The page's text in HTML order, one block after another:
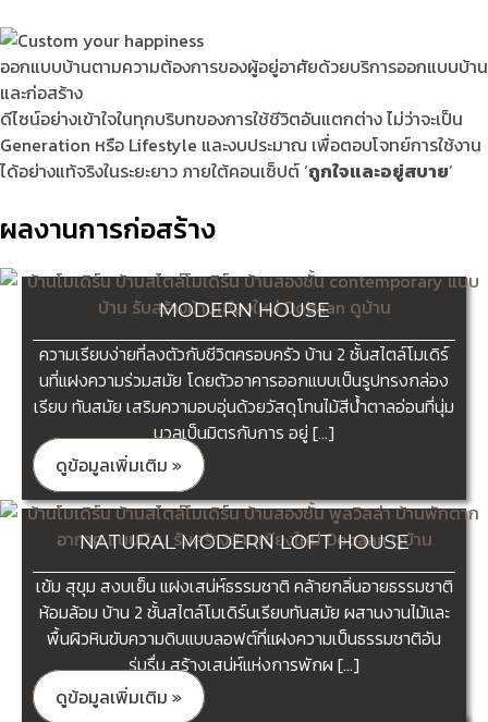
ออกแบบบ้านตามความต้องการของผู้อยู่อาศัยด้วยบริการออกแบบบ้าน
และก่อสร้าง
ดีไซน์อย่างเข้าใจในทุกบริบทของการใช้ชีวิตอันแตกต่าง ไม่ว่าจะเป็น
Generation หรือ Lifestyle และงบประมาณ เพื่อตอบโจทย์การใช้งาน
ได้อย่างแท้จริงในระยะยาว ภายใต้คอนเซ็ปต์ ‘ถูกใจและอยู่สบาย’
ผลงานการก่อสร้าง
MODERN HOUSE
ความเรียบง่ายที่ลงตัวกับชีวิตครอบครัว บ้าน 2 ชั้นสไตล์โมเดิร์
นที่แฝงความร่วมสมัย โดยตัวอาคารออกแบบเป็นรูปทรงกล่อง
เรียบ ทันสมัย เสริมความอบอุ่นด้วยวัสดุโทนไม้สีน้ําตาลอ่อนที่นุ่ม
นวลเป็นมิตรกับการ อยู่ […]
ดูข้อมูลเพิ่มเติม »
NATURAL MODERN LOFT HOUSE
เข้ม สุขุม สงบเย็น แฝงเสน่ห์ธรรมชาติ คล้ายกลิ่นอายธรรมชาติ
ห้อมล้อม บ้าน 2 ชั้นสไตล์โมเดิร์นเรียบทันสมัย ผสานงานไม้และ
พื้นผิวหินขับความดิบแบบลอฟต์ที่แฝงความเป็นธรรมชาติอัน
ร่มรื่น สร้างเสน่ห์แห่งการพักผ […]
ดูข้อมูลเพิ่มเติม »